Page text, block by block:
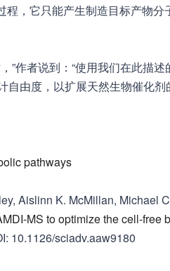
，它只能产生制造目标产物
”作者说到：“使用我们在此描
由度，以扩展天然生物催化剂
pathways
Aislinn K. McMillan, Michael
MS to optimize the cell-free
10.1126/sciadv.aaw9180